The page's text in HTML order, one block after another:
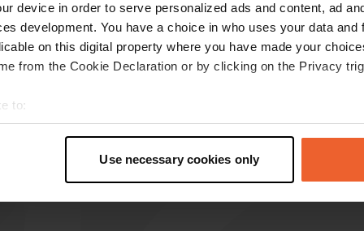
device in order to serve personalized ads and content, ad
development. You have a choice in who uses your data and
on this digital property where you have made your
from the Cookie Declaration or by clicking on the Privacy
to:
geographical location which can be accurate to within
personal data is processed and set your preferences in the
Use necessary cookies only
Sillamper01
avr. 2026
Un endroit magnifique avec une vue splendide.
la municipalité.
Traduit par GoogleAfficher l'original